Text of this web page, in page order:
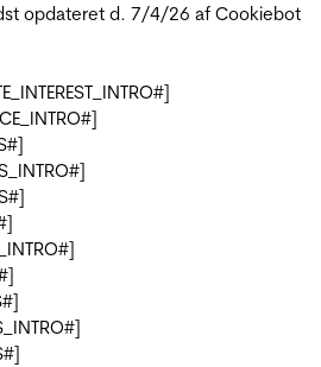
opdateret d. 7/4/26 af Cookiebot